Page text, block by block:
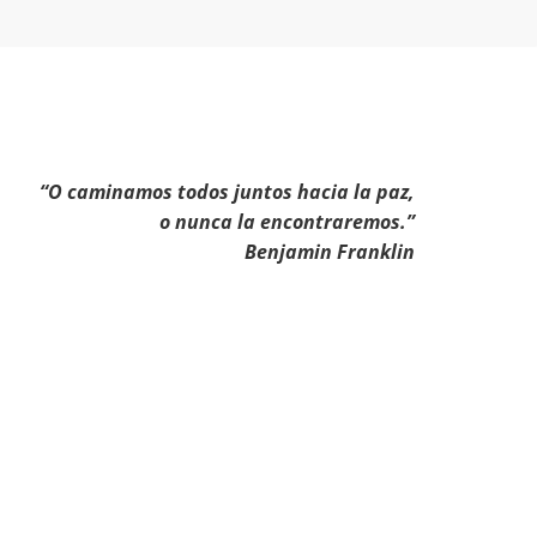
“O caminamos todos juntos hacia la paz,
o nunca la encontraremos.”
Benjamin Franklin